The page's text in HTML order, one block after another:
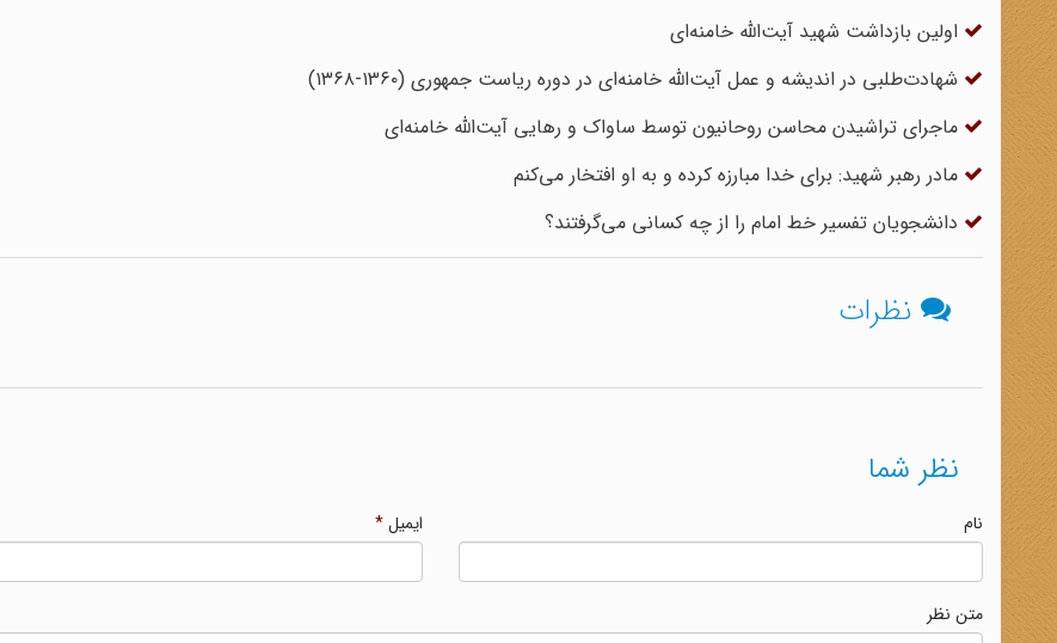
اولین بازداشت شهید آیت‌الله خامنه‌ای
شهادت‌طلبی در اندیشه و عمل آیت‌الله خامنه‌ای در دوره ریاست جمهوری (۱۳۶۰-۱۳۶۸)
ماجرای تراشیدن محاسن روحانیون توسط ساواک و رهایی آیت‌الله خامنه‌ای
مادر رهبر شهید: برای خدا مبارزه کرده و به او افتخار می‌کنم
دانشجویان تفسیر خط امام را از چه کسانی می‌گرفتند؟
نظرات
نظر شما
نام ایمیل*
متن نظر